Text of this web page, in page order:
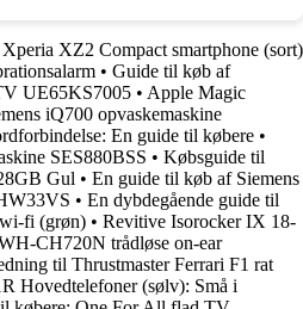
XZ2 Compact smartphone (sort)
• Guide til køb af
UE65KS7005 • Apple Magic
iQ700 opvaskemaskine
En guide til købere •
SES880BSS • Købsguide til
Gul • En guide til køb af Siemens
• En dybdegående guide til
fi (grøn) • Revitive Isorocker IX 18-
CH720N trådløse on-ear
til Thrustmaster Ferrari F1 rat
Hovedtelefoner (sølv): Små i